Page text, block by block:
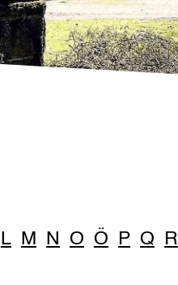
L M N O Ö P Q R